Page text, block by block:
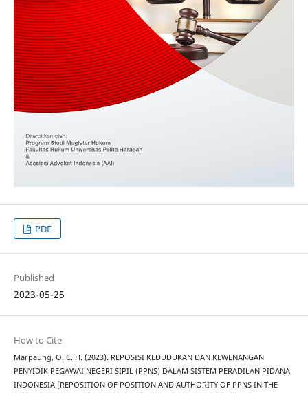
PDF
Published
2023-05-25
How to Cite
Marpaung, O. C. H. (2023). REPOSISI KEDUDUKAN DAN KEWENANGAN
PENYIDIK PEGAWAI NEGERI SIPIL (PPNS) DALAM SISTEM PERADILAN PIDANA
INDONESIA [REPOSITION OF POSITION AND AUTHORITY OF PPNS IN THE